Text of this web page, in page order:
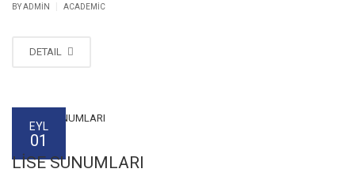
BYADMIN ACADEMIC
DETAIL
EYL
01
LİSE SUNUMLARI